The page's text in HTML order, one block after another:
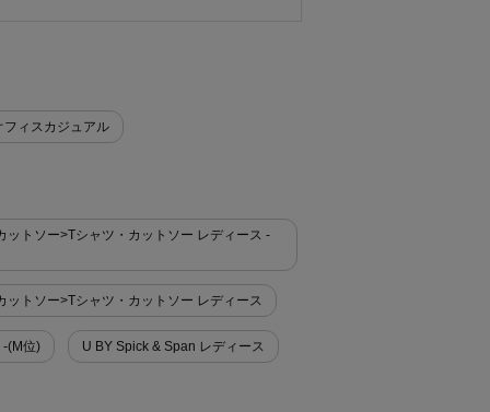
フィスカジュアル
ットソー>Tシャツ・カットソー レディース -
ットソー>Tシャツ・カットソー レディース
-(M位) U BY Spick & Span レディース